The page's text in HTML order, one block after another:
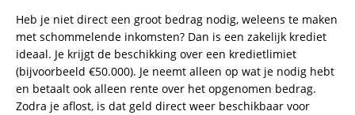
Heb je niet direct een groot bedrag nodig, weleens te maken
met schommelende inkomsten? Dan is een zakelijk krediet
ideaal. Je krijgt de beschikking over een kredietlimiet
(bijvoorbeeld €50.000). Je neemt alleen op wat je nodig hebt
en betaalt ook alleen rente over het opgenomen bedrag.
Zodra je aflost, is dat geld direct weer beschikbaar voor